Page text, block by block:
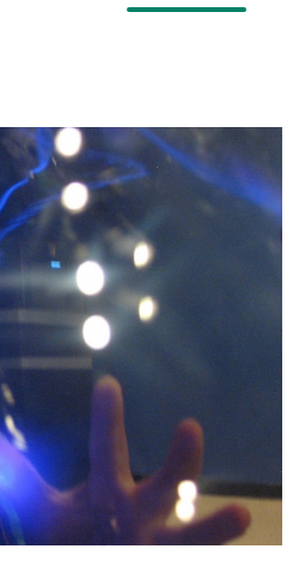
EMPRESAS SOLIDARIAS
TESTAMENTO SOLIDARIO